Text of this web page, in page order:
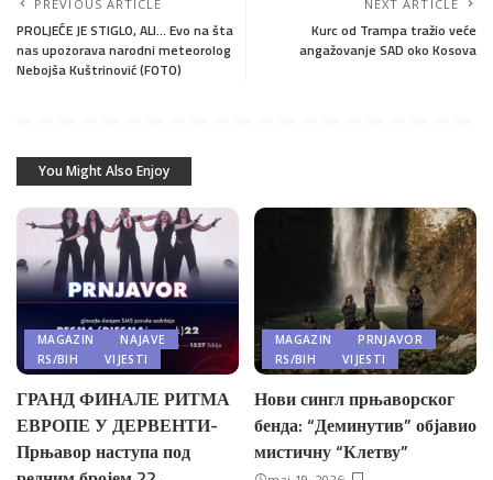
PREVIOUS ARTICLE
PROLJEĆE JE STIGLO, ALI… Evo na šta
nas upozorava narodni meteorolog
Nebojša Kuštrinović (FOTO)
NEXT ARTICLE
Kurc od Trampa tražio veće
angažovanje SAD oko Kosova
You Might Also Enjoy
MAGAZIN
NAJAVE
RS/BIH
VIJESTI
ГРАНД ФИНАЛЕ РИТМА
ЕВРОПЕ У ДЕРВЕНТИ-
Прњавор наступа под
MAGAZIN
PRNJAVOR
RS/BIH
VIJESTI
Нови сингл прњаворског
бенда: “Деминутив” објавио
мистичну “Клетву”